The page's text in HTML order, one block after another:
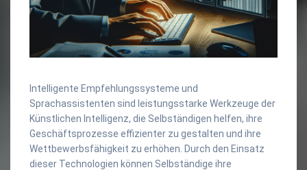
Intelligente Empfehlungssysteme und
Sprachassistenten sind leistungsstarke Werkzeuge der
Künstlichen Intelligenz, die Selbständigen helfen, ihre
Geschäftsprozesse effizienter zu gestalten und ihre
Wettbewerbsfähigkeit zu erhöhen. Durch den Einsatz
dieser Technologien können Selbständige ihre